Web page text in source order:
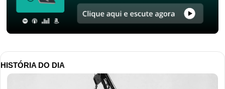
HISTÓRIA DO DIA